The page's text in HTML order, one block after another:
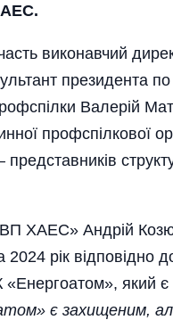
виконавчий
президента по
Валерій
профспілкової
ХАЕС» Андрій
рік відповідно
який є
є захищеним,